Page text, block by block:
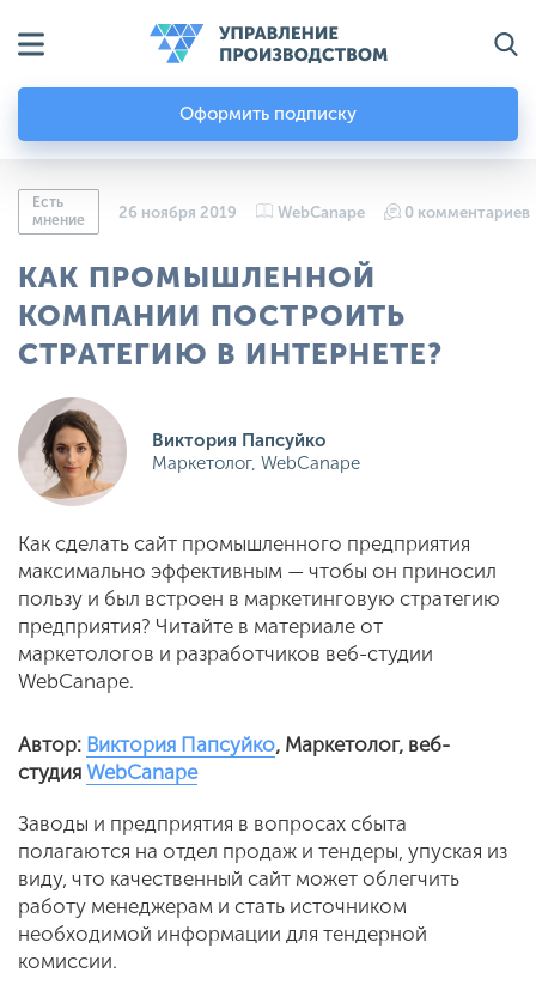
Оформить подписку
Есть
мнение
26 ноября 2019 WebCanape 0 комментариев
КАК ПРОМЫШЛЕННОЙ
КОМПАНИИ ПОСТРОИТЬ
СТРАТЕГИЮ В ИНТЕРНЕТЕ?
Виктория Папсуйко
Маркетолог, WebCanape
Как сделать сайт промышленного предприятия
максимально эффективным — чтобы он приносил
пользу и был встроен в маркетинговую стратегию
предприятия? Читайте в материале от
маркетологов и разработчиков веб-студии
WebCanape.
Автор: Виктория Папсуйко, Маркетолог, веб-
студия WebCanape
Заводы и предприятия в вопросах сбыта
полагаются на отдел продаж и тендеры, упуская из
виду, что качественный сайт может облегчить
работу менеджерам и стать источником
необходимой информации для тендерной
комиссии.